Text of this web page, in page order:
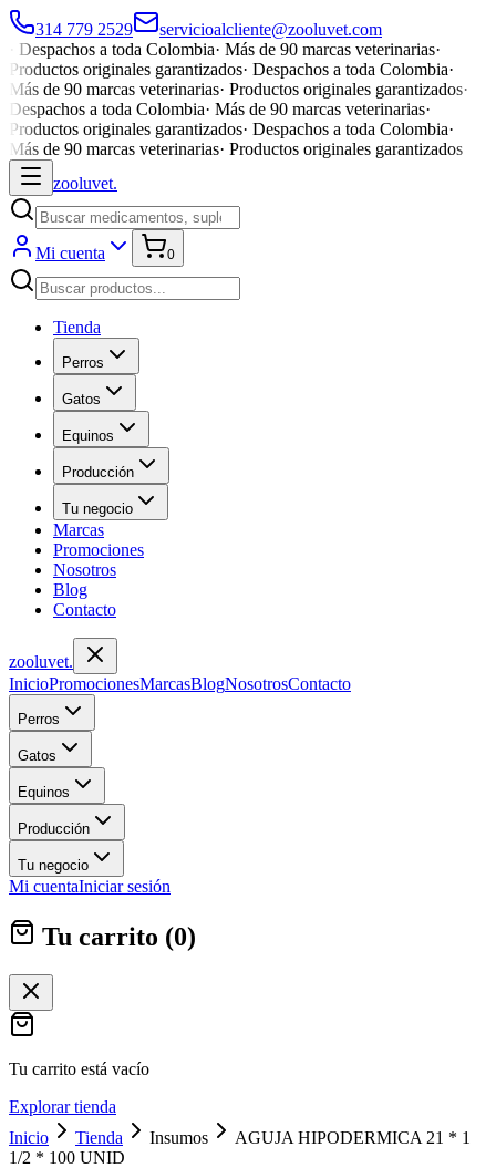
314 779 2529
servicioalcliente@zooluvet.com
Despachos a toda Colombia· Más de 90 marcas veterinarias·
Productos originales garantizados· Despachos a toda Colombia·
Más de 90 marcas veterinarias· Productos originales garantizados·
Despachos a toda Colombia· Más de 90 marcas veterinarias·
Productos originales garantizados· Despachos a toda Colombia·
Más de 90 marcas veterinarias· Productos originales garantizados
zooluvet.
Mi cuenta 0
Tienda
Perros
Gatos
Equinos
Producción
Tu negocio
Marcas
Promociones
Nosotros
Blog
Contacto
zooluvet.
InicioPromocionesMarcasBlogNosotrosContacto
Perros
Gatos
Equinos
Producción
Tu negocio
Mi cuentaIniciar sesión
Tu carrito (0)
Tu carrito está vacío
Explorar tienda
Inicio
Tienda Insumos
AGUJA HIPODERMICA 21 * 1
1/2 * 100 UNID